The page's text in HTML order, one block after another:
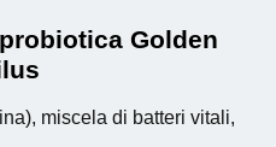
Golden
miscela di batteri vitali,